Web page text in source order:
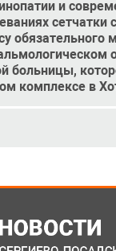
и
сетчатки
обязательного
больницы,
комплексе в